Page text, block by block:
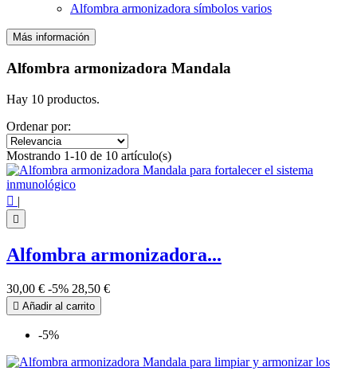
Alfombra armonizadora símbolos varios
Claro
€
Mandala
Ver los productos10
Más información
Alfombra armonizadora Mandala
Hay 10 productos.
Ordenar por:
Mostrando 1-10 de 10 artículo(s)
 |

Alfombra armonizadora...
30,00 € -5% 28,50 €
 Añadir al carrito
-5%